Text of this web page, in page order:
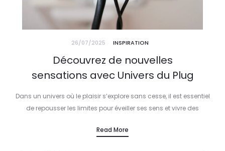
26/07/2025 INSPIRATION
Découvrez de nouvelles
sensations avec Univers du Plug
Dans un univers où le plaisir s’explore sans cesse, il est essentiel
de repousser les limites pour éveiller ses sens et vivre des
Read More